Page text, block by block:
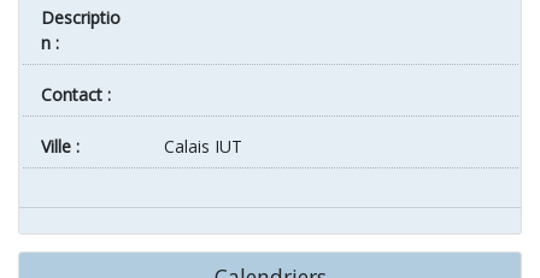
Descriptio
n :
Contact :
ville : Calais IUT